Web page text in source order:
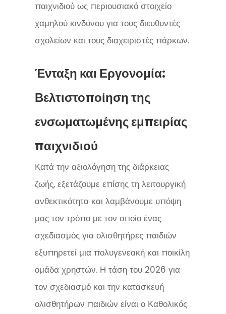
παιχνιδιού ως περιουσιακό στοιχείο
χαμηλού κινδύνου για τους διευθυντές
σχολείων και τους διαχειριστές πάρκων.
Ένταξη και Εργονομία:
Βελτιστοποίηση της
ενσωματωμένης εμπειρίας
παιχνιδιού
Κατά την αξιολόγηση της διάρκειας
ζωής, εξετάζουμε επίσης τη λειτουργική
ανθεκτικότητα και λαμβάνουμε υπόψη
μας τον τρόπο με τον οποίο ένας
σχεδιασμός για ολισθητήρες παιδιών
εξυπηρετεί μια πολυγενεακή και ποικίλη
ομάδα χρηστών. Η τάση του 2026 για
τον σχεδιασμό και την κατασκευή
ολισθητήρων παιδιών είναι ο Καθολικός